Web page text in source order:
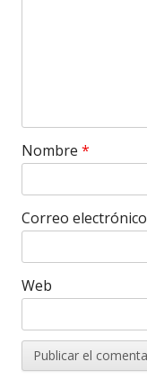
Nombre *
Correo electrónico
Web